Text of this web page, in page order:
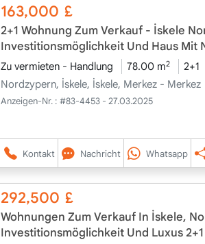
163,000 £
2+1 Wohnung Zum Verkauf - İskele
Investitionsmöglichkeit Und Haus Mit
Zu vermieten - Handlung 78.00 m2 2+1
Nordzypern, İskele, İskele, Merkez - Merkez
Anzeigen-Nr. : #83-4453 - 27.03.2025
Kontakt Nachricht Whatsapp
292,500 £
Wohnungen Zum Verkauf In İskele,
Investitionsmöglichkeit Und Luxus